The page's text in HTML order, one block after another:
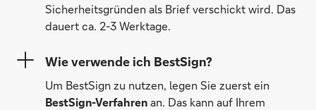
Sicherheitsgründen als Brief verschickt wird. Das
dauert ca. 2-3 Werktage.
Wie verwende ich BestSign?
Um BestSign zu nutzen, legen Sie zuerst ein
BestSign-Verfahrenan. Das kann auf Ihrem